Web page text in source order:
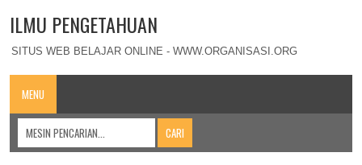
ILMU PENGETAHUAN
SITUS WEB BELAJAR ONLINE - WWW.ORGANISASI.ORG
MENU